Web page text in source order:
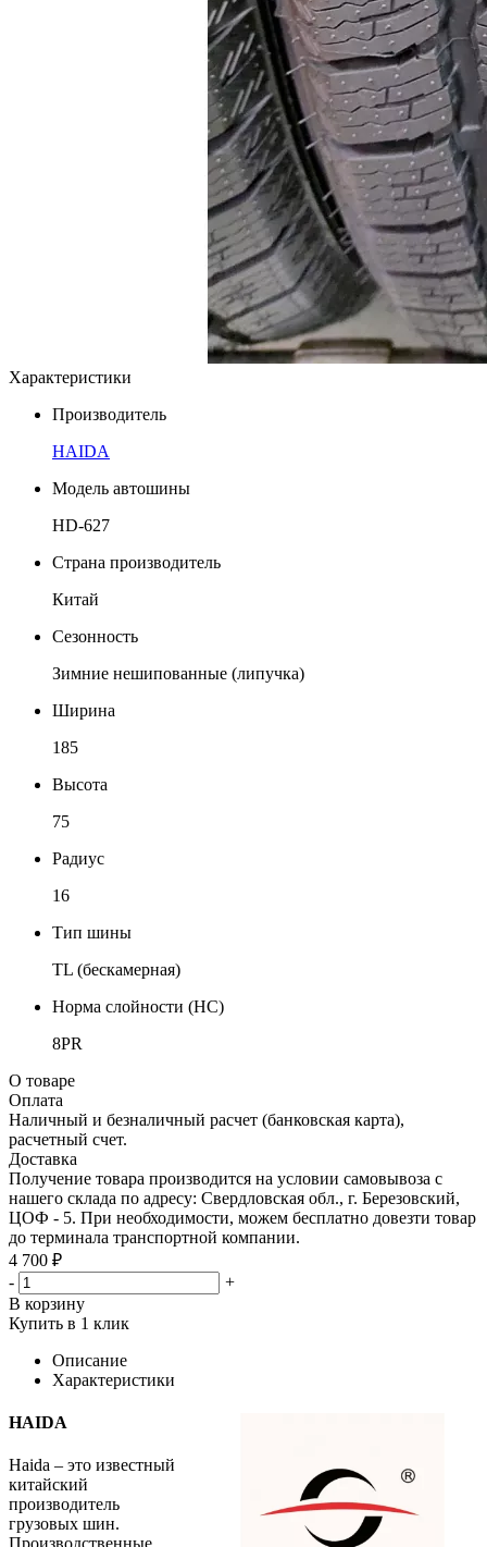
Характеристики
Производитель
HAIDA
Модель автошины
HD-627
Страна производитель
Китай
Сезонность
Зимние нешипованные (липучка)
Ширина
185
Высота
75
Радиус
16
Тип шины
TL (бескамерная)
Норма слойности (НС)
8PR
О товаре
Оплата
Наличный и безналичный расчет (банковская карта),
расчетный счет.
Доставка
Получение товара производится на условии самовывоза с
нашего склада по адресу: Свердловская обл., г. Березовский,
ЦОФ - 5. При необходимости, можем бесплатно довезти товар
до терминала транспортной компании.
4 700 ₽
-
+
В корзину
Купить в 1 клик
Описание
Характеристики
HAIDA
Haida – это известный
китайский
производитель
грузовых шин.